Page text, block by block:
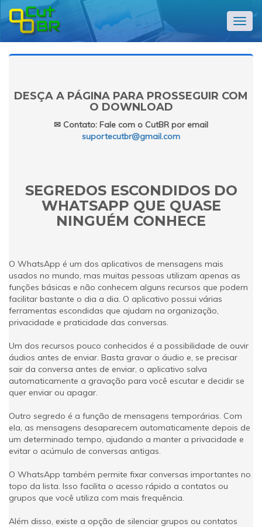
DESÇA A PÁGINA PARA PROSSEGUIR COM
O DOWNLOAD
✉ Contato: Fale com o CutBR por email
suportecutbr@gmail.com
SEGREDOS ESCONDIDOS DO
WHATSAPP QUE QUASE
NINGUÉM CONHECE
O WhatsApp é um dos aplicativos de mensagens mais
usados no mundo, mas muitas pessoas utilizam apenas as
funções básicas e não conhecem alguns recursos que podem
facilitar bastante o dia a dia. O aplicativo possui várias
ferramentas escondidas que ajudam na organização,
privacidade e praticidade das conversas.
Um dos recursos pouco conhecidos é a possibilidade de ouvir
áudios antes de enviar. Basta gravar o áudio e, se precisar
sair da conversa antes de enviar, o aplicativo salva
automaticamente a gravação para você escutar e decidir se
quer enviar ou apagar.
Outro segredo é a função de mensagens temporárias. Com
ela, as mensagens desaparecem automaticamente depois de
um determinado tempo, ajudando a manter a privacidade e
evitar o acúmulo de conversas antigas.
O WhatsApp também permite fixar conversas importantes no
topo da lista. Isso facilita o acesso rápido a contatos ou
grupos que você utiliza com mais frequência.
Além disso, existe a opção de silenciar grupos ou contatos